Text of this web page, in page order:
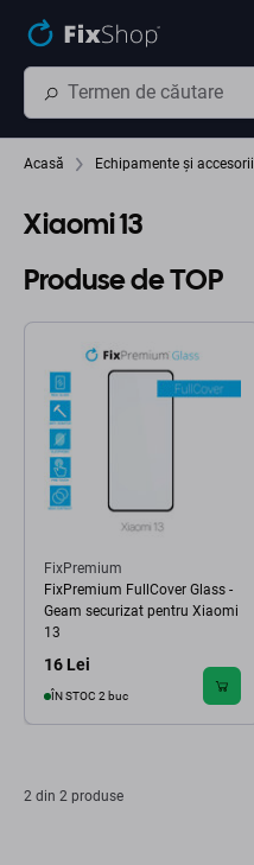
Acasă Echipamente și accesorii
Xiaomi 13
Produse de TOP
FixPremium
FixPremium FullCover Glass -
Geam securizat pentru Xiaomi
13
16 Lei
ÎN STOC 2 buc
2 din 2 produse